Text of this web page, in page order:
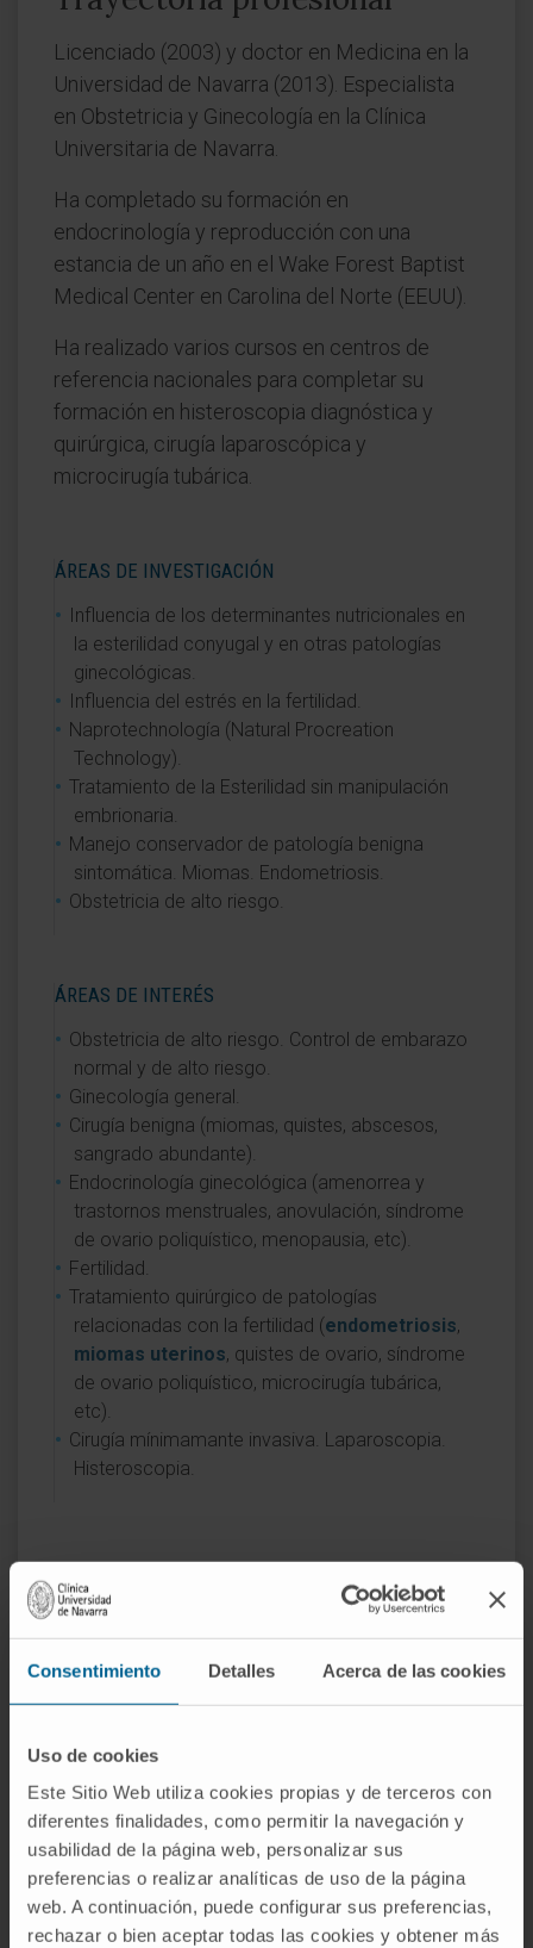
Consentimiento Detalles Acerca de las cookies
Uso de cookies
Este Sitio Web utiliza cookies propias y de terceros con
diferentes finalidades, como permitir la navegación y
usabilidad de la página web, personalizar sus
preferencias o realizar analíticas de uso de la página
web. A continuación, puede configurar sus preferencias,
rechazar o bien aceptar todas las cookies y obtener más
Licenciado (2003) y doctor en Medicina en la
Universidad de Navarra (2013). Especialista
en Obstetricia y Ginecología en la Clínica
Universitaria de Navarra.
Ha completado su formación en
endocrinología y reproducción con una
estancia de un año en el Wake Forest Baptist
Medical Center en Carolina del Norte (EEUU).
Ha realizado varios cursos en centros de
referencia nacionales para completar su
formación en histeroscopia diagnóstica y
quirúrgica, cirugía laparoscópica y
microcirugía tubárica.
ÁREAS DE INVESTIGACIÓN
Influencia de los determinantes nutricionales en
la esterilidad conyugal y en otras patologías
ginecológicas.
Influencia del estrés en la fertilidad.
Naprotechnología (Natural Procreation
Technology).
Tratamiento de la Esterilidad sin manipulación
embrionaria.
Manejo conservador de patología benigna
sintomática. Miomas. Endometriosis.
Obstetricia de alto riesgo.
ÁREAS DE INTERÉS
Obstetricia de alto riesgo. Control de embarazo
normal y de alto riesgo.
Ginecología general.
Cirugía benigna (miomas, quistes, abscesos,
sangrado abundante).
Endocrinología ginecológica (amenorrea y
trastornos menstruales, anovulación, síndrome
de ovario poliquístico, menopausia, etc).
Fertilidad.
Tratamiento quirúrgico de patologías
relacionadas con la fertilidad (endometriosis,
miomas uterinos, quistes de ovario, síndrome
de ovario poliquístico, microcirugía tubárica,
etc).
Cirugía mínimamante invasiva. Laparoscopia.
Histeroscopia.
Actividad
Profesor contratado doctor de obstetricia y
ginecología de la Facultad de Medicina de
la Universidad de Navarra.
Profesor colaborador de las asignaturas de
Reproducción Humana y Sexualidad
Humana de la Facultad de Medicina de la
Universidad de Navarra.